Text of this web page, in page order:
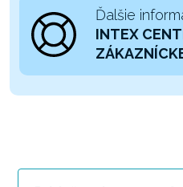
Ďalšie
INTEX